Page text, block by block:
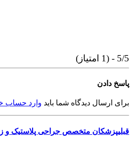
5/5 - (1 امتیاز)
پاسخ دادن
برای ارسال دیدگاه شما باید وارد حساب
قبلیپزشکان متخصص جراحی پلاستیک و